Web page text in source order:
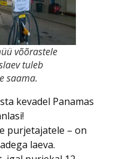
võõrastele
tuleb
saama.
kevadel Panamas
purjetajatele – on
laeva.